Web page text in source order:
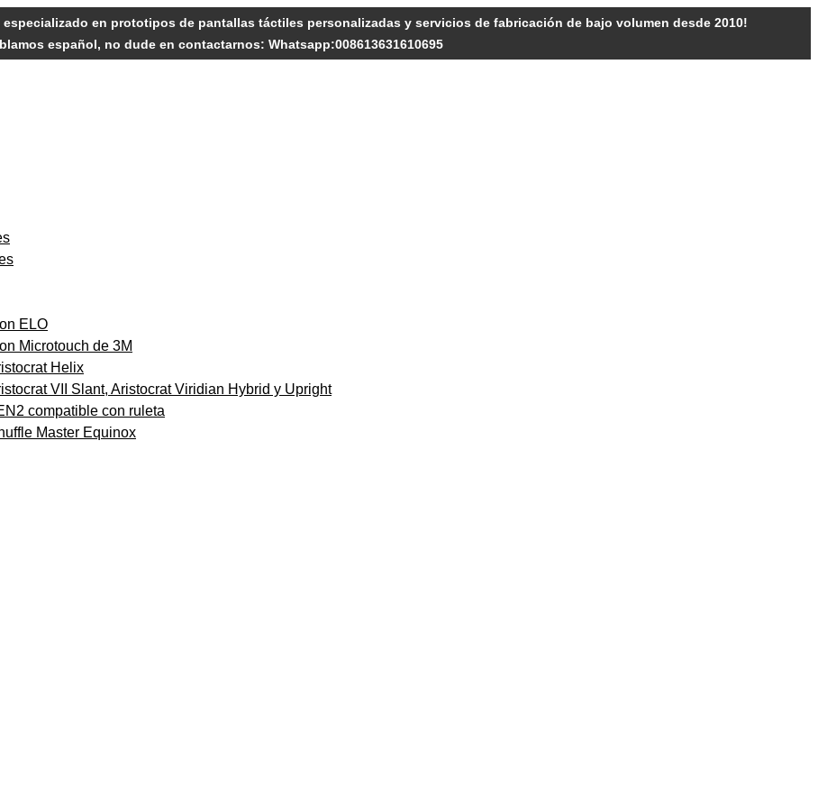
en prototipos de pantallas táctiles personalizadas y servicios de fabricación de bajo volumen desde 2010!
español, no dude en contactarnos: Whatsapp:008613631610695
ELO
Microtouch de 3M
Helix
VII Slant, Aristocrat Viridian Hybrid y Upright
compatible con ruleta
Master Equinox